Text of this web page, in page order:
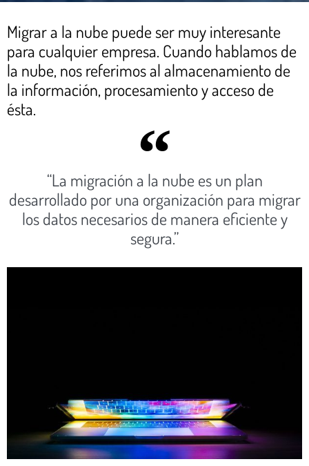
Migrar a la nube puede ser muy interesante
para cualquier empresa. Cuando hablamos de
la nube, nos referimos al almacenamiento de
la información, procesamiento y acceso de
ésta.
“La migración a la nube es un plan
desarrollado por una organización para migrar
los datos necesarios de manera eficiente y
segura.”